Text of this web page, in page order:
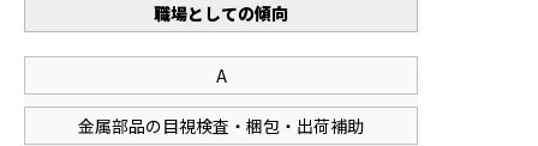
職場としての傾向
A
金属部品の目視検査・梱包・出荷補助